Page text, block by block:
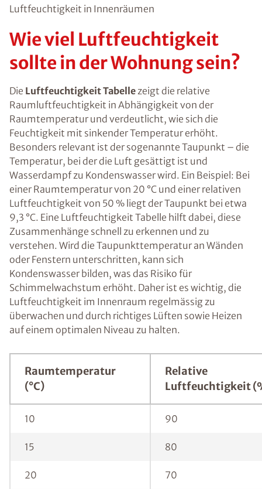
Luftfeuchtigkeit in Innenräumen
Wie viel Luftfeuchtigkeit
sollte in der Wohnung sein?
Die Luftfeuchtigkeit Tabelle zeigt die relative
Raumluftfeuchtigkeit in Abhängigkeit von der
Raumtemperatur und verdeutlicht, wie sich die
Feuchtigkeit mit sinkender Temperatur erhöht.
Besonders relevant ist der sogenannte Taupunkt – die
Temperatur, bei der die Luft gesättigt ist und
Wasserdampf zu Kondenswasser wird. Ein Beispiel: Bei
einer Raumtemperatur von 20 °C und einer relativen
Luftfeuchtigkeit von 50 % liegt der Taupunkt bei etwa
9,3 °C. Eine Luftfeuchtigkeit Tabelle hilft dabei, diese
Zusammenhänge schnell zu erkennen und zu
verstehen. Wird die Taupunkttemperatur an Wänden
oder Fenstern unterschritten, kann sich
Kondenswasser bilden, was das Risiko für
Schimmelwachstum erhöht. Daher ist es wichtig, die
Luftfeuchtigkeit im Innenraum regelmässig zu
überwachen und durch richtiges Lüften sowie Heizen
auf einem optimalen Niveau zu halten.
Raumtemperatur
(°C)
Relative
Luftfeuchtigkeit
10 90
15 80
20 70